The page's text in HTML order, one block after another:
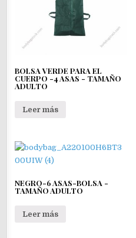
BOLSA VERDE PARA EL
CUERPO -4 ASAS - TAMAÑO
ADULTO
Leer más
NEGRO-6 ASAS-BOLSA -
TAMAÑO ADULTO
Leer más